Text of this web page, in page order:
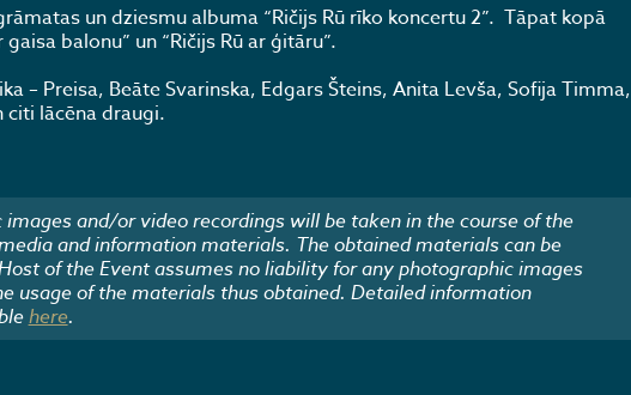
un dziesmu albuma “Ričijs Rū rīko koncertu 2”. Tāpat kopā
balonu” un “Ričijs Rū ar ģitāru”.
– Preisa, Beāte Svarinska, Edgars Šteins, Anita Levša, Sofija Timma,
citi lācēna draugi.
and/or video recordings will be taken in the course of the
and information materials. The obtained materials can be
of the Event assumes no liability for any photographic images
usage of the materials thus obtained. Detailed information
here.